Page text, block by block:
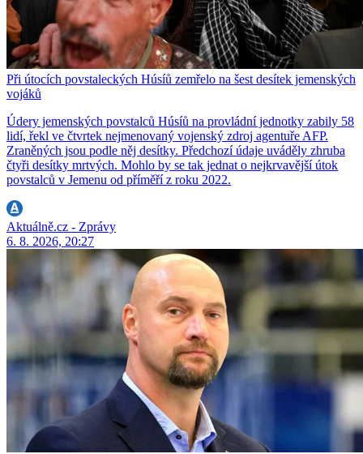
Při útocích povstaleckých Húsíů zemřelo na šest desítek jemenských
vojáků
Údery jemenských povstalců Húsíů na provládní jednotky zabily 58
lidí, řekl ve čtvrtek nejmenovaný vojenský zdroj agentuře AFP.
Zraněných jsou podle něj desítky. Předchozí údaje uváděly zhruba
čtyři desítky mrtvých. Mohlo by se tak jednat o nejkrvavější útok
povstalců v Jemenu od příměří z roku 2022.
Aktuálně.cz - Zprávy
6. 8. 2026, 20:27